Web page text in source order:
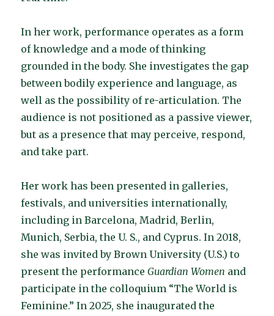
In her work, performance operates as a form
of knowledge and a mode of thinking
grounded in the body. She investigates the gap
between bodily experience and language, as
well as the possibility of re-articulation. The
audience is not positioned as a passive viewer,
but as a presence that may perceive, respond,
and take part.
Her work has been presented in galleries,
festivals, and universities internationally,
including in Barcelona, Madrid, Berlin,
Munich, Serbia, the U. S., and Cyprus. In 2018,
she was invited by Brown University (U.S.) to
present the performanceGuardian Women and
participate in the colloquium “The World is
Feminine.” In 2025, she inaugurated the